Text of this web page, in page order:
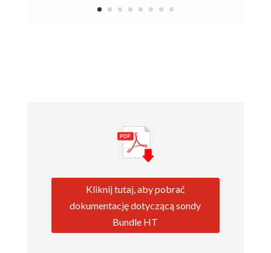
Kliknij tutaj, aby pobrać
dokumentację dotyczącą sondy
Bundle HT